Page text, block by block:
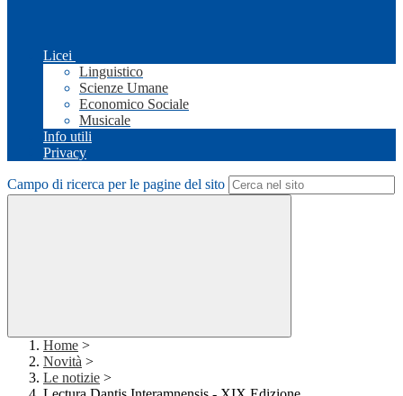
Licei
Linguistico
Scienze Umane
Economico Sociale
Musicale
Info utili
Privacy
Campo di ricerca per le pagine del sito
Home >
Novità >
Le notizie >